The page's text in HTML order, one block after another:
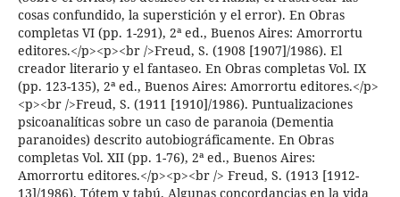
cosas confundido, la superstición y el error). En Obras
completas VI (pp. 1-291), 2ª ed., Buenos Aires: Amorrortu
editores.</p><p><br />Freud, S. (1908 [1907]/1986). El
creador literario y el fantaseo. En Obras completas Vol. IX
(pp. 123-135), 2ª ed., Buenos Aires: Amorrortu editores.</p>
<p><br />Freud, S. (1911 [1910]/1986). Puntualizaciones
psicoanalíticas sobre un caso de paranoia (Dementia
paranoides) descrito autobiográficamente. En Obras
completas Vol. XII (pp. 1-76), 2ª ed., Buenos Aires:
Amorrortu editores.</p><p><br /> Freud, S. (1913 [1912-
13]/1986). Tótem y tabú. Algunas concordancias en la vida